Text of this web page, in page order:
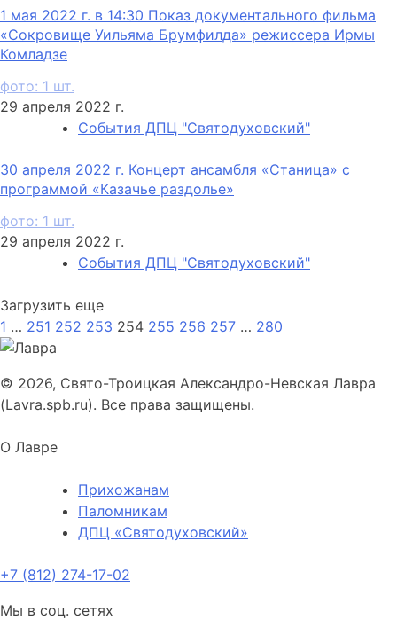
1 мая 2022 г. в 14:30 Показ документального фильма
«Сокровище Уильяма Брумфилда» режиссера Ирмы
Комладзе
фото: 1 шт.
29 апреля 2022 г.
События ДПЦ "Святодуховский"
30 апреля 2022 г. Концерт ансамбля «Станица» с
программой «Казачье раздолье»
фото: 1 шт.
29 апреля 2022 г.
События ДПЦ "Святодуховский"
Загрузить еще
1 … 251 252 253 254 255 256 257 … 280
© 2026, Свято-Троицкая Александро-Невская Лавра
(Lavra.spb.ru). Все права защищены.
О Лавре
Прихожанам
Паломникам
ДПЦ «Святодуховский»
+7 (812) 274-17-02
Мы в соц. сетях